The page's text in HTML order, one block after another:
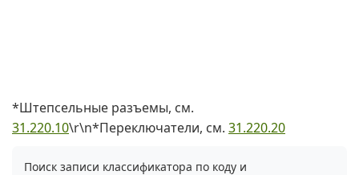
*Штепсельные разъемы, см.
31.220.10\r\n*Переключатели, см. 31.220.20
Поиск записи классификатора по коду и